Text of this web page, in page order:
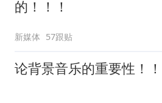
的！！！
新媒体 57跟贴
论背景音乐的重要性！！